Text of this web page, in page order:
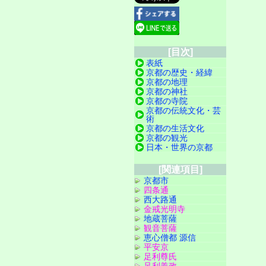
[目次]
表紙
京都の歴史・経緯
京都の地理
京都の神社
京都の寺院
京都の伝統文化・芸
術
京都の生活文化
京都の観光
日本・世界の京都
[関連項目]
京都市
四条通
西大路通
金戒光明寺
地蔵菩薩
観音菩薩
恵心僧都 源信
平安京
足利尊氏